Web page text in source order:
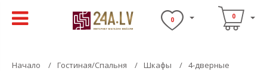
0 0
Начало Гостиная/Спальня Шкафы 4-дверные